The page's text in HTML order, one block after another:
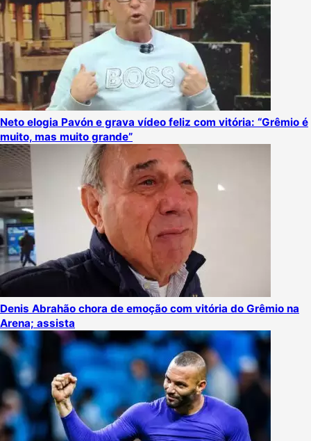
Neto elogia Pavón e grava vídeo feliz com vitória: “Grêmio é
muito, mas muito grande”
Denis Abrahão chora de emoção com vitória do Grêmio na
Arena; assista